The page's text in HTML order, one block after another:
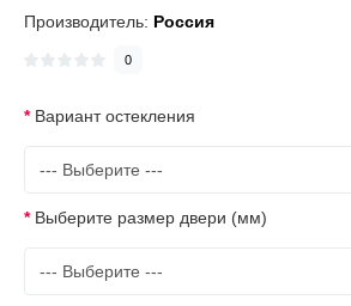
Производитель: Россия
0
Вариант остекления
Выберите размер двери (мм)